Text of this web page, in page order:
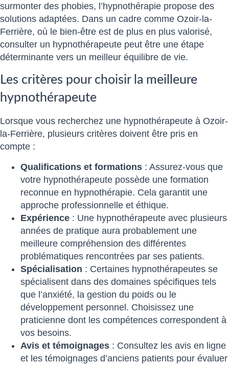
surmonter des phobies, l’hypnothérapie propose des
solutions adaptées. Dans un cadre comme Ozoir-la-
Ferrière, où le bien-être est de plus en plus valorisé,
consulter un hypnothérapeute peut être une étape
déterminante vers un meilleur équilibre de vie.
Les critères pour choisir la meilleure
hypnothérapeute
Lorsque vous recherchez une hypnothérapeute à Ozoir-
la-Ferrière, plusieurs critères doivent être pris en
compte :
Qualifications et formations : Assurez-vous que
votre hypnothérapeute possède une formation
reconnue en hypnothérapie. Cela garantit une
approche professionnelle et éthique.
Expérience : Une hypnothérapeute avec plusieurs
années de pratique aura probablement une
meilleure compréhension des différentes
problématiques rencontrées par ses patients.
Spécialisation : Certaines hypnothérapeutes se
spécialisent dans des domaines spécifiques tels
que l’anxiété, la gestion du poids ou le
développement personnel. Choisissez une
praticienne dont les compétences correspondent à
vos besoins.
Avis et témoignages : Consultez les avis en ligne
et les témoignages d’anciens patients pour évaluer